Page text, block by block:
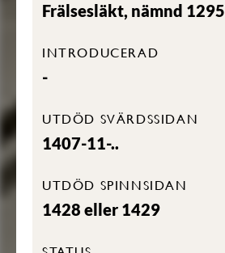
Frälsesläkt, nämnd 1295
INTRODUCERAD
-
UTDÖD SVÄRDSSIDAN
1407-11-..
UTDÖD SPINNSIDAN
1428 eller 1429